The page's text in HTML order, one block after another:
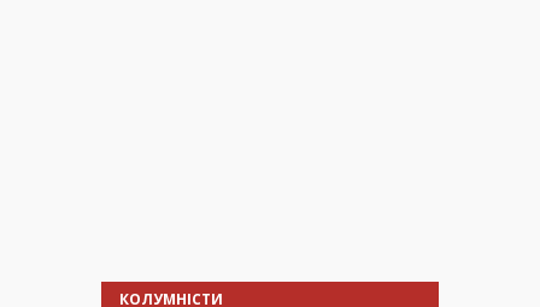
КОЛУМНІСТИ